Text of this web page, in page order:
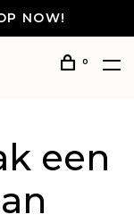
NOW!
0
een